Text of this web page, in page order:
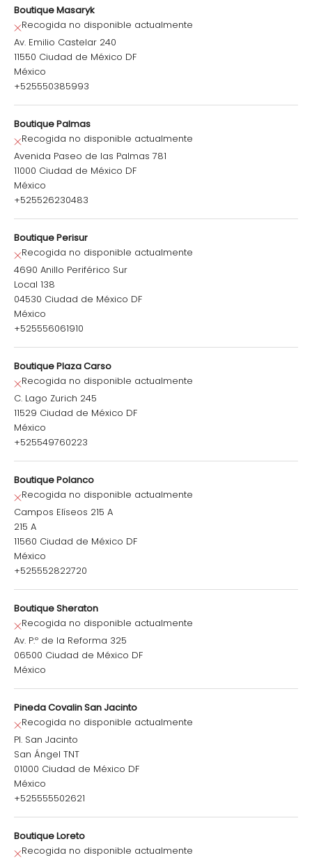
Boutique Masaryk
Recogida no disponible actualmente
Av. Emilio Castelar 240
11550 Ciudad de México DF
México
+525550385993
Boutique Palmas
Recogida no disponible actualmente
Avenida Paseo de las Palmas 781
11000 Ciudad de México DF
México
+525526230483
Boutique Perisur
Recogida no disponible actualmente
4690 Anillo Periférico Sur
Local 138
04530 Ciudad de México DF
México
+525556061910
Boutique Plaza Carso
Recogida no disponible actualmente
C. Lago Zurich 245
11529 Ciudad de México DF
México
+525549760223
Boutique Polanco
Recogida no disponible actualmente
Campos Elíseos 215 A
215 A
11560 Ciudad de México DF
México
+525552822720
Boutique Sheraton
Recogida no disponible actualmente
Av. P.º de la Reforma 325
06500 Ciudad de México DF
México
Pineda Covalin San Jacinto
Recogida no disponible actualmente
Pl. San Jacinto
San Ángel TNT
01000 Ciudad de México DF
México
+525555502621
Boutique Loreto
Recogida no disponible actualmente